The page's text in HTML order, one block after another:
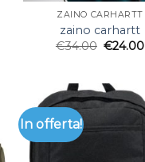
ZAINO CARHARTT
zaino carhartt
€34.00 €24.00
In offerta!